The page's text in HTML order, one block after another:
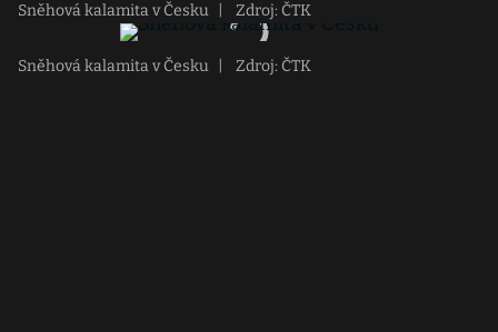
Sněhová kalamita v Česku Zdroj: ČTK
Sněhová kalamita v Česku Zdroj: ČTK